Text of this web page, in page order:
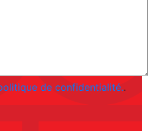
de confidentialité..